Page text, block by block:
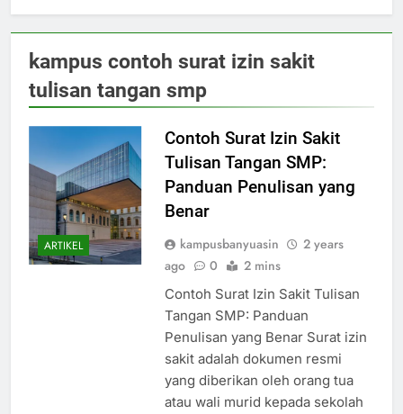
kampus contoh surat izin sakit
tulisan tangan smp
ARTIKEL
Contoh Surat Izin Sakit
Tulisan Tangan SMP:
Panduan Penulisan yang
Benar
kampusbanyuasin
2 years
ago
0 2 mins
Contoh Surat Izin Sakit Tulisan
Tangan SMP: Panduan
Penulisan yang Benar Surat izin
sakit adalah dokumen resmi
yang diberikan oleh orang tua
atau wali murid kepada sekolah